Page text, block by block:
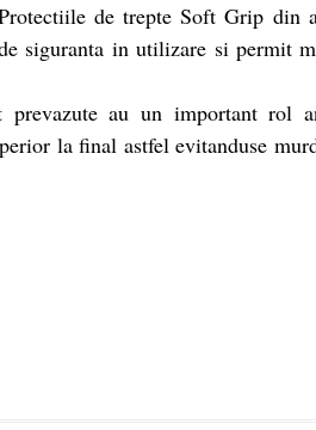
de trepte Soft Grip din
siguranta in utilizare si permit
au un important rol
la final astfel evitanduse